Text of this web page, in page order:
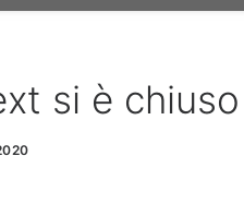
si è